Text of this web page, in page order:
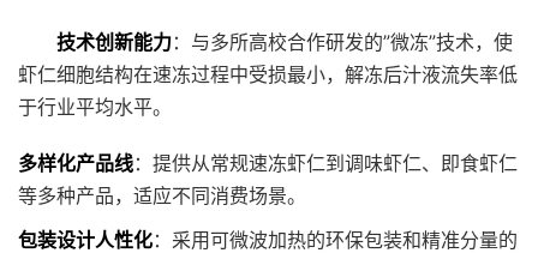
技术创新能力：与多所高校合作研发的”微冻”技术，使
虾仁细胞结构在速冻过程中受损最小，解冻后汁液流失率低
于行业平均水平。
多样化产品线：提供从常规速冻虾仁到调味虾仁、即食虾仁
等多种产品，适应不同消费场景。
包装设计人性化：采用可微波加热的环保包装和精准分量的